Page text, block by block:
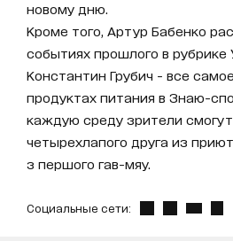
новому дню.
Кроме того, Артур Бабенко
событиях прошлого в рубрике
Константин Грубич - все
продуктах питания в Знаю-
каждую среду зрители
четырехлапого друга из
з першого гав-мяу.
Социальные сети: